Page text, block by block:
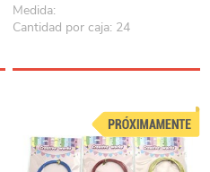
Medida:
Cantidad por caja: 24